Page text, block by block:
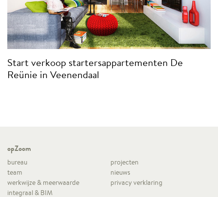
Start verkoop startersappartementen De
Reünie in Veenendaal
opZoom
bureau
projecten
team
nieuws
werkwijze & meerwaarde
privacy verklaring
integraal & BIM